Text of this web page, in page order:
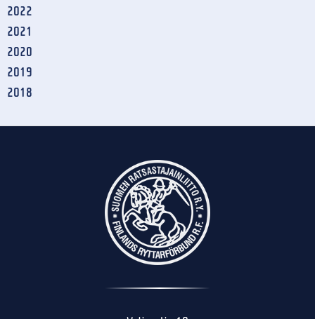
2022
2021
2020
2019
2018